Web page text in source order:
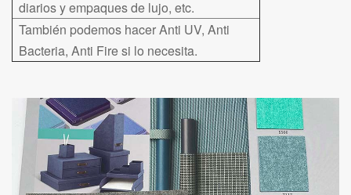
diarios y empaques de lujo, etc.
También podemos hacer Anti UV, Anti
Bacteria, Anti Fire si lo necesita.